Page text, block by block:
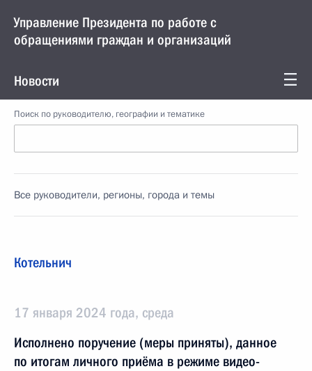
Управление Президента по работе с
обращениями граждан и организаций
Новости
Поиск по руководителю, географии и тематике
Все руководители, регионы, города и темы
Котельнич
17 января 2024 года, среда
Исполнено поручение (меры приняты), данное
по итогам личного приёма в режиме видео-